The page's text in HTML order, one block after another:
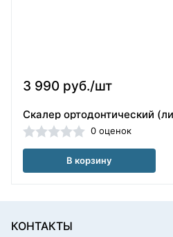
3 990 руб./шт
0 оценок
В корзину
КОНТАКТЫ